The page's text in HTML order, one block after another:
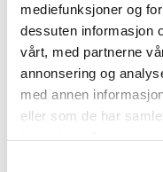
mediefunksjoner og
dessuten informasjon
vårt, med partnerne
annonsering og
med annen
eller som de har
På høygir